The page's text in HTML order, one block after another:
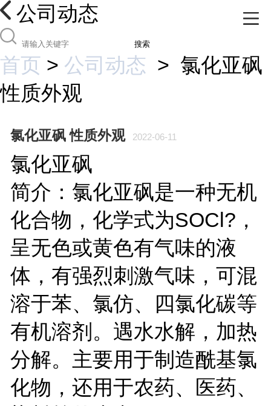
公司动态
搜索
首页 > 公司动态 > 氯化亚砜
性质外观
氯化亚砜 性质外观 2022-06-11
氯化亚砜
简介：氯化亚砜是一种无机
化合物，化学式为SOCl?，
呈无色或黄色有气味的液
体，有强烈刺激气味，可混
溶于苯、氯仿、四氯化碳等
有机溶剂。遇水水解，加热
分解。主要用于制造酰基氯
化物，还用于农药、医药、